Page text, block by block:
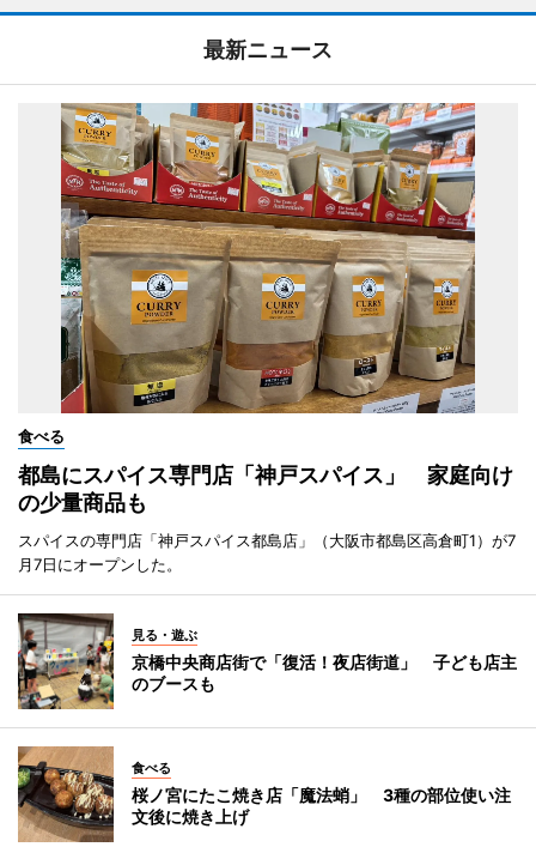
最新ニュース
食べる
都島にスパイス専門店「神戸スパイス」 家庭向け
の少量商品も
スパイスの専門店「神戸スパイス都島店」（大阪市都島区高倉町1）が7
月7日にオープンした。
見る・遊ぶ
京橋中央商店街で「復活！夜店街道」 子ども店主
のブースも
食べる
桜ノ宮にたこ焼き店「魔法蛸」 3種の部位使い注
文後に焼き上げ